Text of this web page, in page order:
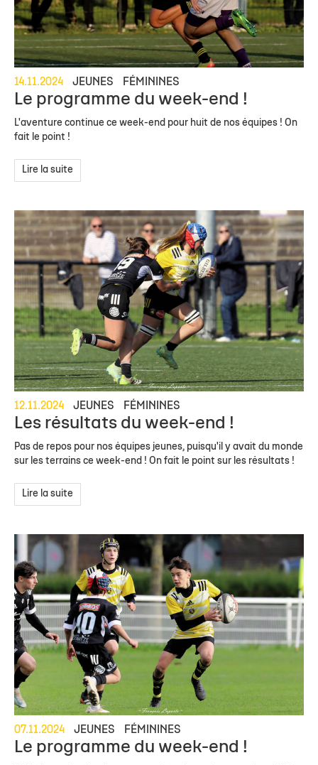
14.11.2024 JEUNES FÉMININES
Le programme du week-end !
L'aventure continue ce week-end pour huit de nos équipes ! On
fait le point !
Lire la suite
12.11.2024 JEUNES FÉMININES
Les résultats du week-end !
Pas de repos pour nos équipes jeunes, puisqu'il y avait du monde
sur les terrains ce week-end ! On fait le point sur les résultats !
Lire la suite
07.11.2024 JEUNES FÉMININES
Le programme du week-end !